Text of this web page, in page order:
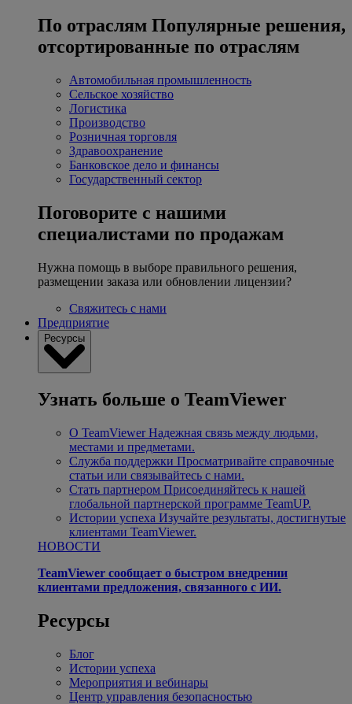
По отраслям Популярные решения,
отсортированные по отраслям
Автомобильная промышленность
Сельское хозяйство
Логистика
Производство
Розничная торговля
Здравоохранение
Банковское дело и финансы
Государственный сектор
Поговорите с нашими
специалистами по продажам
Нужна помощь в выборе правильного решения,
размещении заказа или обновлении лицензии?
Свяжитесь с нами
Предприятие
Ресурсы
Узнать больше о TeamViewer
О TeamViewer Надежная связь между людьми,
местами и предметами.
Служба поддержки Просматривайте справочные
статьи или связывайтесь с нами.
Стать партнером Присоединяйтесь к нашей
глобальной партнерской программе TeamUP.
Истории успеха Изучайте результаты, достигнутые
клиентами TeamViewer.
НОВОСТИ
TeamViewer сообщает о быстром внедрении
клиентами предложения, связанного с ИИ.
Ресурсы
Блог
Истории успеха
Мероприятия и вебинары
Центр управления безопасностью